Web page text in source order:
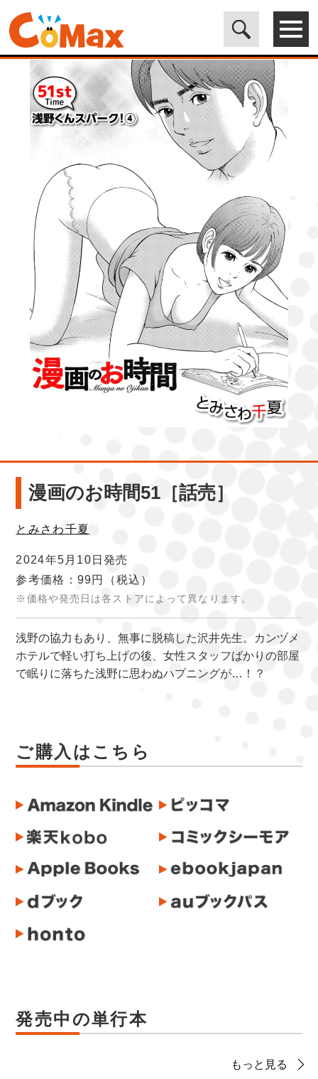
電子書籍マンガ CoMax(コマックス)公式サイト - 株式会社ICE>
ORIGINAL> 漫画のお時間51［話売］
漫画のお時間51［話売］
とみさわ千夏
2024年5月10日発売
参考価格：99円
（税込）
※価格や発売日は各ストアによって異なります。
浅野の協力もあり、無事に脱稿した沢井先生。カンヅメ
ホテルで軽い打ち上げの後、女性スタッフばかりの部屋
で眠りに落ちた浅野に思わぬハプニングが…！？
ご購入はこちら
発売中の単行本
もっと見る